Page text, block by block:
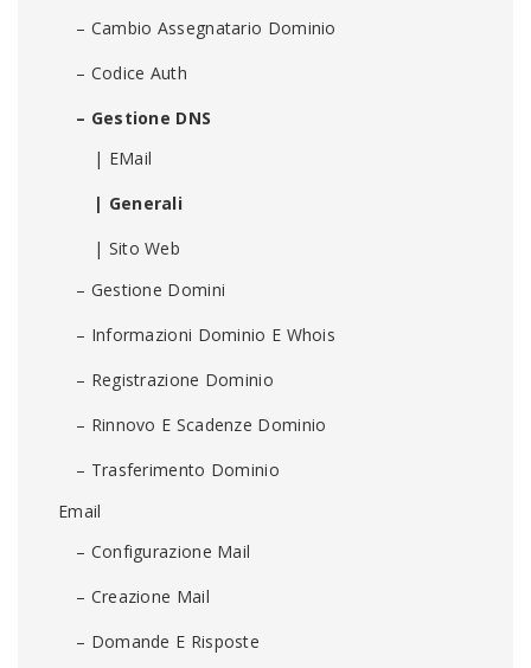
– Cambio Assegnatario Dominio
– Codice Auth
– Gestione DNS
| EMail
| Generali
| Sito Web
– Gestione Domini
– Informazioni Dominio E Whois
– Registrazione Dominio
– Rinnovo E Scadenze Dominio
– Trasferimento Dominio
Email
– Configurazione Mail
– Creazione Mail
– Domande E Risposte